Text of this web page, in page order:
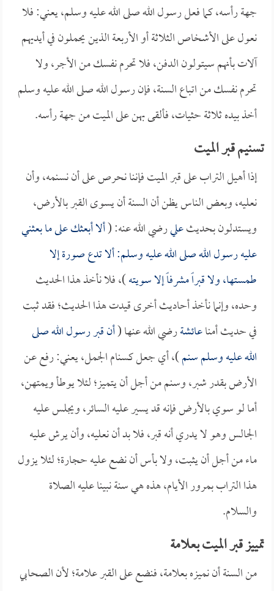
جهة رأسه، كما فعل رسول الله صلى الله عليه وسلم، يعني: فلا
نعول على الأشخاص الثلاثة أو الأربعة الذين يحملون في أيديهم
آلات بأنهم سيتولون الدفن، فلا تحرم نفسك من الأجر، ولا
تحرم نفسك من اتباع السنة، فإن رسول الله صلى الله عليه وسلم
أخذ بيده ثلاثة حثيات، فألقى بهن على الميت من جهة رأسه.
تسنيم قبر الميت
إذا أهيل التراب على قبر الميت فإننا نحرص على أن نسنمه، وأن
نعليه، وبعض الناس يظن أن السنة أن يسوى القبر بالأرض،
ويستدلون بحديثعليرضي الله عنه: (ألا أبعثك على ما بعثني
عليه رسول الله صلى الله عليه وسلم: ألا تدع صورة إلا
طمستها، ولا قبراً مشرفاً إلا سويته)، فلا نأخذ هذا الحديث
وحده، وإنما نأخذ أحاديث أخرى قيدت هذا الحديث؛ فقد ثبت
في حديث أمناعائشةرضي الله عنها (أن قبر رسول الله صلى
الله عليه وسلم سنم)، أي جعل كسنام الجمل، يعني: رفع عن
الأرض بقدر شبر، وسنم من أجل أن يتميز؛ لئلا يوطأ ويمتهن،
أما لو سوي بالأرض فإنه قد يسير عليه السائر، ويجلس عليه
الجالس وهو لا يدري أنه قبر، فلا بد أن نعليه، وأن يرش عليه
ماء من أجل أن يثبت، ولا بأس أن نضع عليه حجارة؛ لئلا يزول
هذا التراب بمرور الأيام، هذه هي سنة نبينا عليه الصلاة
والسلام.
تمييز قبر الميت بعلامة
من السنة أن نميزه بعلامة، فنضع على القبر علامة؛ لأن الصحابي